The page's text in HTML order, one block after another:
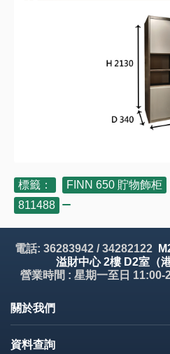
標籤： FINN 650 貯物飾柜
811488
電話: 36283942 / 34282122
溢財中心 2樓 D2室（
營業時間 : 星期一至日 11:00-
關於我們
資料查詢